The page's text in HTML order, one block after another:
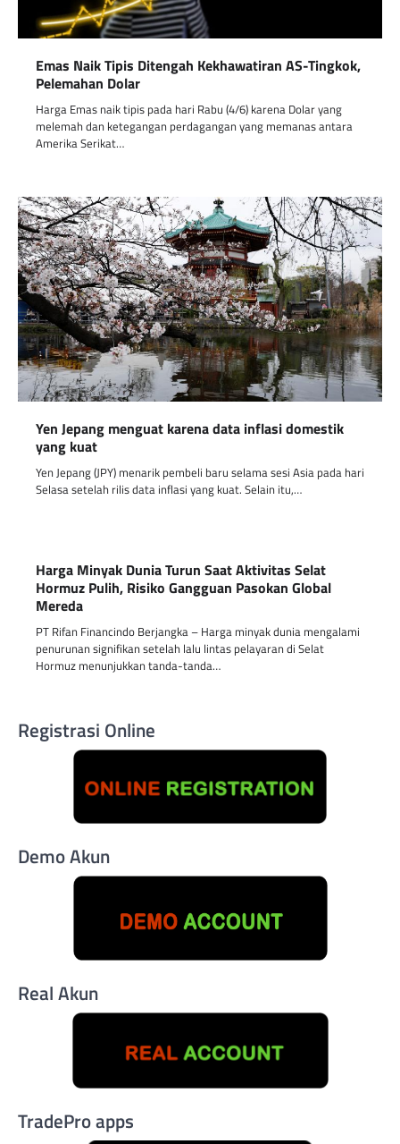
Emas Naik Tipis Ditengah Kekhawatiran AS-Tingkok,
Pelemahan Dolar
Harga Emas naik tipis pada hari Rabu (4/6) karena Dolar yang
melemah dan ketegangan perdagangan yang memanas antara
Amerika Serikat…
Yen Jepang menguat karena data inflasi domestik
yang kuat
Yen Jepang (JPY) menarik pembeli baru selama sesi Asia pada hari
Selasa setelah rilis data inflasi yang kuat. Selain itu,…
Harga Minyak Dunia Turun Saat Aktivitas Selat
Hormuz Pulih, Risiko Gangguan Pasokan Global
Mereda
PT Rifan Financindo Berjangka – Harga minyak dunia mengalami
penurunan signifikan setelah lalu lintas pelayaran di Selat
Hormuz menunjukkan tanda-tanda…
Registrasi Online
Demo Akun
Real Akun
TradePro apps